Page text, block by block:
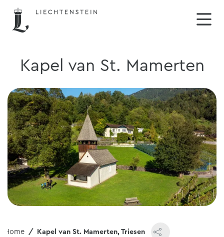
Kapel van St. Mamerten
Home Kapel van St. Mamerten, Triesen